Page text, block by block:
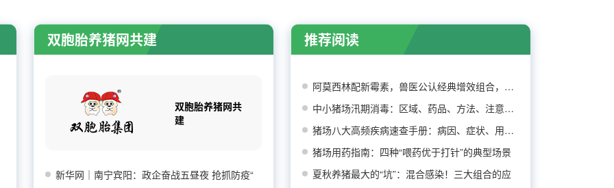
双胞胎养猪网共建
双胞胎养猪网共
建
新华网｜南宁宾阳：政企奋战五昼夜 抢抓防疫“
推荐阅读
阿莫西林配新霉素，兽医公认经典增效组合，效果
中小猪场汛期消毒：区域、药品、方法、注意事项
猪场八大高频疾病速查手册：病因、症状、用药推
猪场用药指南：四种“喂药优于打针”的典型场景
夏秋养猪最大的“坑”：混合感染！三大组合的应